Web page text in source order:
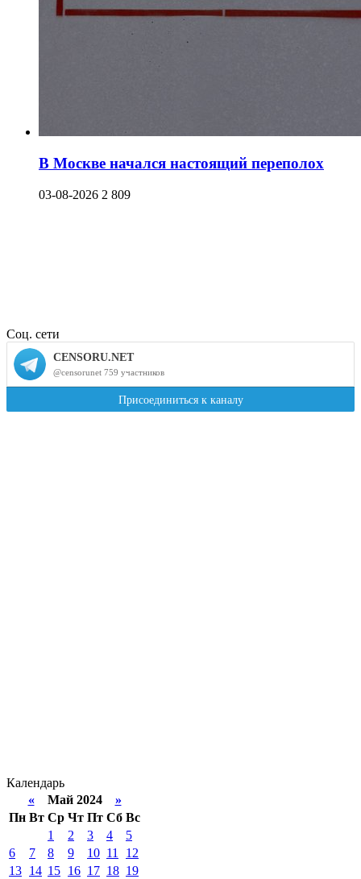
В Москве начался настоящий переполох
03-08-2026 2 809
Соц. сети
Календарь
«Май 2024 »
Пн Вт Ср Чт Пт Сб Вс
1
2 3 4
5
6
7 8 9 10 11
12
13 14 15 16 17 18 19